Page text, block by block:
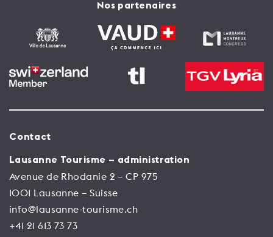
Nos partenaires
Contact
Lausanne Tourisme – administration
Avenue de Rhodanie 2 – CP 975
1001 Lausanne – Suisse
info@lausanne-tourisme.ch
+41 21 613 73 73